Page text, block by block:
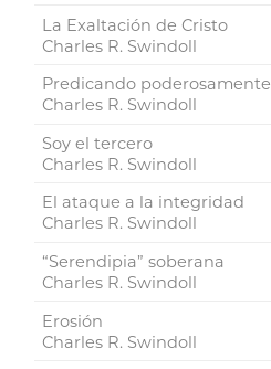
La Exaltación de Cristo
Charles R. Swindoll
Predicando poderosamente
Charles R. Swindoll
Soy el tercero
Charles R. Swindoll
El ataque a la integridad
Charles R. Swindoll
“Serendipia” soberana
Charles R. Swindoll
Erosión
Charles R. Swindoll